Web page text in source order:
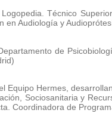
Técnico
en Audiología y
de
Equipo Hermes,
Sociosanitaria y
Coordinadora de